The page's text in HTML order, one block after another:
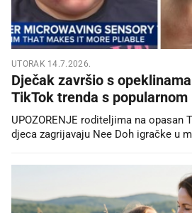
UTORAK 14.7.2026.
Dječak završio s
TikTok trenda s
UPOZORENJE roditeljima na opasan
djeca zagrijavaju Nee Doh igračke u